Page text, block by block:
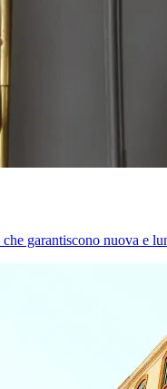
garantiscono nuova e